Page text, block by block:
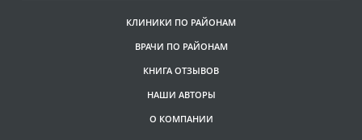
КЛИНИКИ ПО РАЙОНАМ
ВРАЧИ ПО РАЙОНАМ
КНИГА ОТЗЫВОВ
НАШИ АВТОРЫ
О КОМПАНИИ